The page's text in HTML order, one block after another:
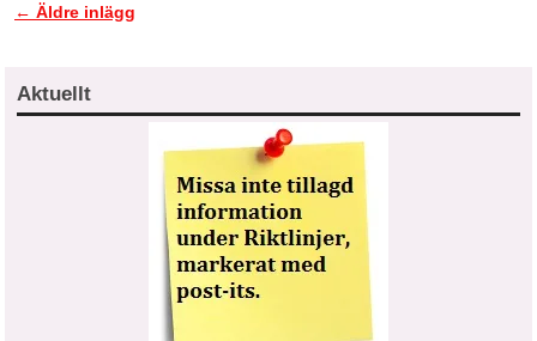
Inläggsnavigering
← Äldre inlägg
Aktuellt